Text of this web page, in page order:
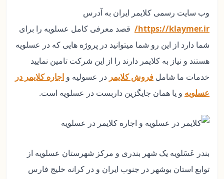
وب سایت رسمی کلایمر ایران به آدرس
https://klaymer.ir/
قصد معرفی کامل عسلویه را برای
شما دارد از این رو شما میتوانید در پروژه هایی که در عسلویه
هستند و نیاز به کلایمر دارند را از این شرکت تامین نمایید
خدمات ما شامل فروش کلایمر در عسولیه و اجاره کلایمر در
عسلویه و یا همان جایگزین داربست در عسلویه است.
بندر عَسَلویه یک شهر بندری و مرکز شهرستان عسلویه از
توابع استان بوشهر در جنوب ایران و در کرانه خلیج فارس